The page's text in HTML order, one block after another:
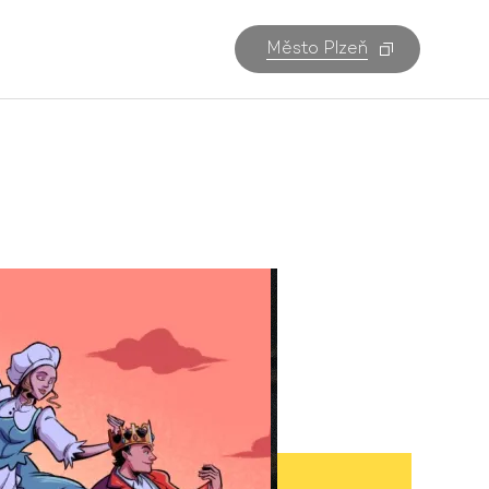
Město Plzeň